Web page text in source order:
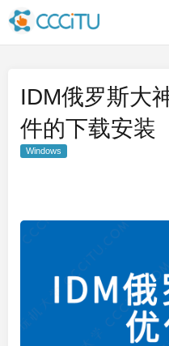
IDM俄罗斯大
件的下载安装
Windows